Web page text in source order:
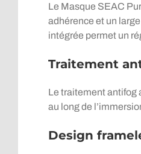
Le Masque SEAC
adhérence et un
intégrée permet un
Traitement
Le traitement antifog
au long de
Design